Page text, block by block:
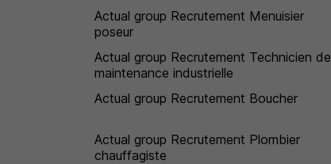
Actual group Recrutement Menuisier
poseur
Actual group Recrutement Technicien de
maintenance industrielle
Actual group Recrutement Boucher
Actual group Recrutement Plombier
chauffagiste